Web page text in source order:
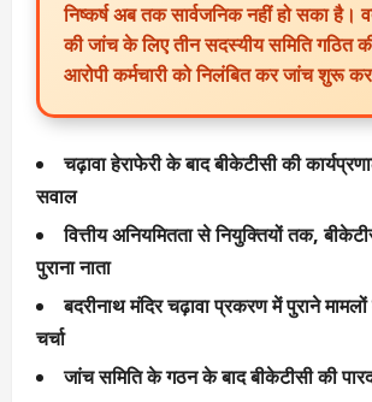
निष्कर्ष अब तक सार्वजनिक नहीं हो सका है।
की जांच के लिए तीन सदस्यीय समिति गठित
आरोपी कर्मचारी को निलंबित कर जांच शुरू
चढ़ावा हेराफेरी के बाद बीकेटीसी की
सवाल
वित्तीय अनियमितता से नियुक्तियों तक,
पुराना नाता
बदरीनाथ मंदिर चढ़ावा प्रकरण में पुराने
चर्चा
जांच समिति के गठन के बाद बीकेटीसी की